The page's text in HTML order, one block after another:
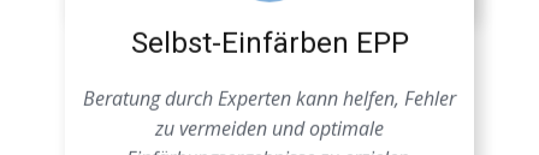
Selbst-Einfärben EPP
Beratung durch Experten kann helfen, Fehler
zu vermeiden und optimale